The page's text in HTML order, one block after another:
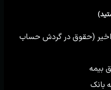
حساب ۳ ماهه اخیر (حقوق در گردش حساب
بیمه
بانک